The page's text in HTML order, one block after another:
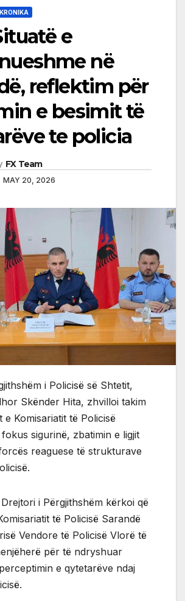
KRONIKA
e
në
reflektim për
e besimit të
te policia
FX Team
MAY 20, 2026
i Policisë së Shtetit,
Skënder Hita, zhvilloi takim
Komisariatit të Policisë
sigurinë, zbatimin e ligjit
reaguese të strukturave
i Përgjithshëm kërkoi që
të Policisë Sarandë
Vendore të Policisë Vlorë të
për të ndryshuar
e qytetarëve ndaj